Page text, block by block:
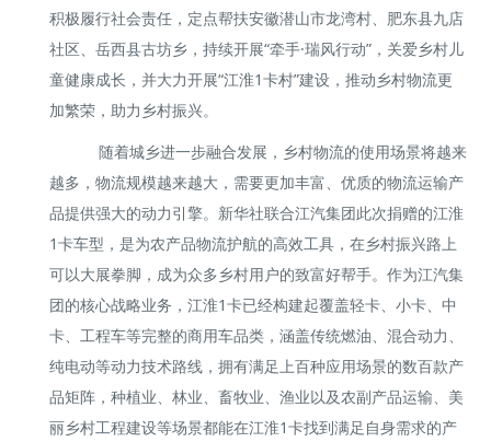
积极履行社会责任，定点帮扶安徽潜山市龙湾村、肥东县九店
社区、岳西县古坊乡，持续开展“牵手·瑞风行动”，关爱乡村儿
童健康成长，并大力开展“江淮1卡村”建设，推动乡村物流更
加繁荣，助力乡村振兴。
随着城乡进一步融合发展，乡村物流的使用场景将越来
越多，物流规模越来越大，需要更加丰富、优质的物流运输产
品提供强大的动力引擎。新华社联合江汽集团此次捐赠的江淮
1卡车型，是为农产品物流护航的高效工具，在乡村振兴路上
可以大展拳脚，成为众多乡村用户的致富好帮手。作为江汽集
团的核心战略业务，江淮1卡已经构建起覆盖轻卡、小卡、中
卡、工程车等完整的商用车品类，涵盖传统燃油、混合动力、
纯电动等动力技术路线，拥有满足上百种应用场景的数百款产
品矩阵，种植业、林业、畜牧业、渔业以及农副产品运输、美
丽乡村工程建设等场景都能在江淮1卡找到满足自身需求的产